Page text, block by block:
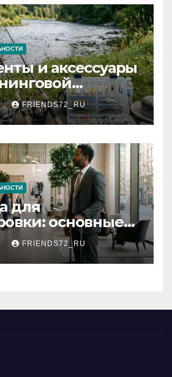
и аксессуары
и
FRIENDS72_RU
для
основные
выбора
FRIENDS72_RU